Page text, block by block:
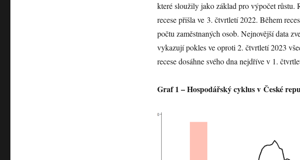
které sloužily jako základ pro výpočet růstu.
recese přišla ve 3. čtvrtletí 2022. Během
počtu zaměstnaných osob. Nejnovější data
vykazují pokles ve oproti 2. čtvrtletí 2023
recese dosáhne svého dna nejdříve v 1.
Graf 1 – Hospodářský cyklus v České